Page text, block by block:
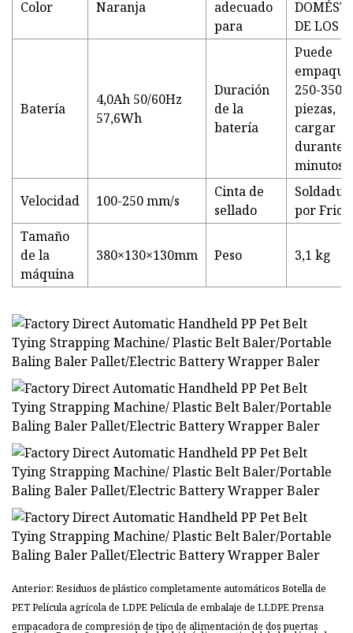
Color Naranja
adecuado
para
DE LOS
Batería
4,0Ah 50/60Hz
57,6Wh
Duración
de la
batería
Puede
250-350
piezas,
cargar
durante
minutos
Velocidad 100-250 mm/s
Cinta de
sellado
por
Tamaño
de la
máquina
380×130×130mm Peso 3,1 kg
Anterior: Residuos de plástico completamente automáticos Botella de
PET Película agrícola de LDPE Película de embalaje de LLDPE Prensa
empacadora de compresión de tipo de alimentación de dos puertas